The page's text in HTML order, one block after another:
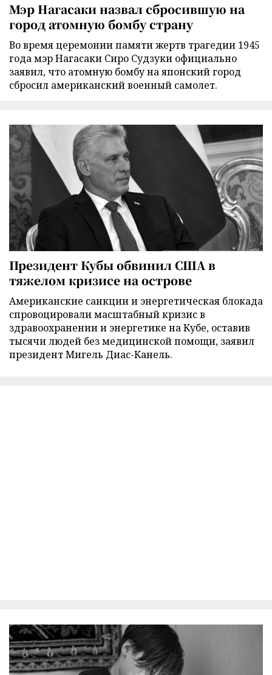
Мэр Нагасаки назвал сбросившую на
город атомную бомбу страну
Во время церемонии памяти жертв трагедии 1945
года мэр Нагасаки Сиро Судзуки официально
заявил, что атомную бомбу на японский город
сбросил американский военный самолет.
Президент Кубы обвинил США в
тяжелом кризисе на острове
Американские санкции и энергетическая блокада
спровоцировали масштабный кризис в
здравоохранении и энергетике на Кубе, оставив
тысячи людей без медицинской помощи, заявил
президент Мигель Диас-Канель.